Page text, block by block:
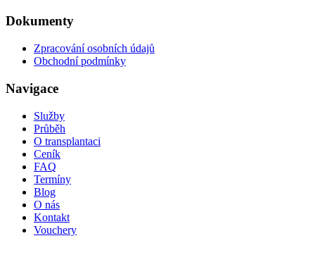
Dokumenty
Zpracování osobních údajů
Obchodní podmínky
Navigace
Služby
Průběh
O transplantaci
Ceník
FAQ
Termíny
Blog
O nás
Kontakt
Vouchery